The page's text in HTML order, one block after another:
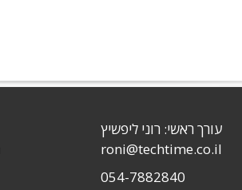
עורך ראשי: רוני ליפשיץ
roni@techtime.co.il
054-7882840